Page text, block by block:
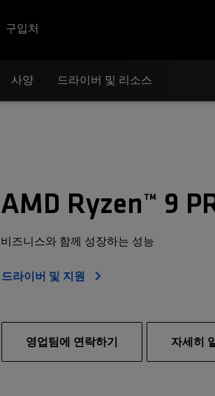
구입처
사양 드라이버 및 리소스
AMD Ryzen™ 9
비즈니스와 함께 성장하는 성능
드라이버 및 지원
영업팀에 연락하기 자세히